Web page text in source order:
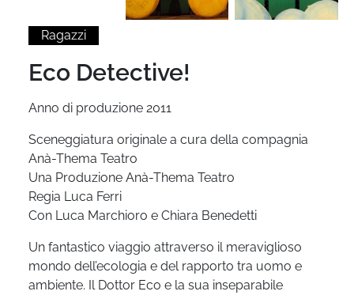
Ragazzi
Eco Detective!
Anno di produzione 2011
Sceneggiatura originale a cura della compagnia
Anà-Thema Teatro
Una Produzione Anà-Thema Teatro
Regia Luca Ferri
Con Luca Marchioro e Chiara Benedetti
Un fantastico viaggio attraverso il meraviglioso
mondo dell’ecologia e del rapporto tra uomo e
ambiente. Il Dottor Eco e la sua inseparabile